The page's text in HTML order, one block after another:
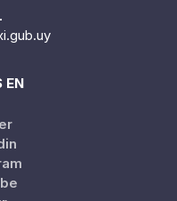
EN